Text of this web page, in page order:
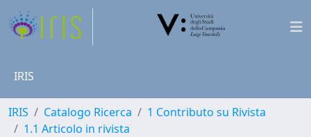
IRIS
IRIS Catalogo Ricerca
1 Contributo su Rivista
1.1 Articolo in rivista